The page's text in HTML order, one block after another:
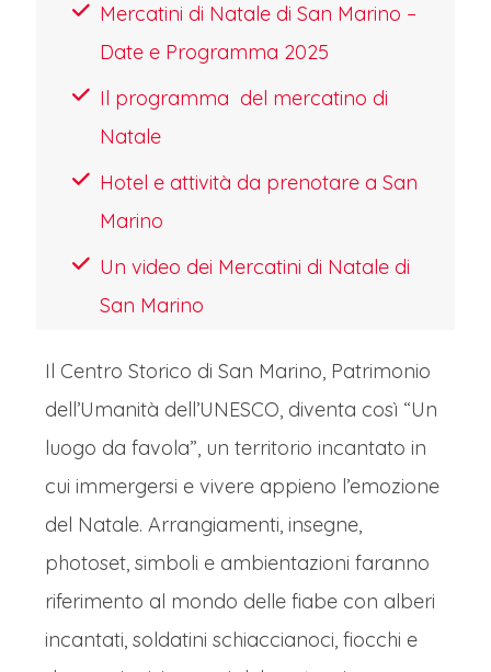
Mercatini di Natale di San Marino –
Date e Programma 2025
Il programma del mercatino di
Natale
Hotel e attività da prenotare a San
Marino
Un video dei Mercatini di Natale di
San Marino
Il Centro Storico di San Marino, Patrimonio
dell’Umanità dell’UNESCO, diventa così “Un
luogo da favola”, un territorio incantato in
cui immergersi e vivere appieno l’emozione
del Natale. Arrangiamenti, insegne,
photoset, simboli e ambientazioni faranno
riferimento al mondo delle fiabe con alberi
incantati, soldatini schiaccianoci, fiocchi e